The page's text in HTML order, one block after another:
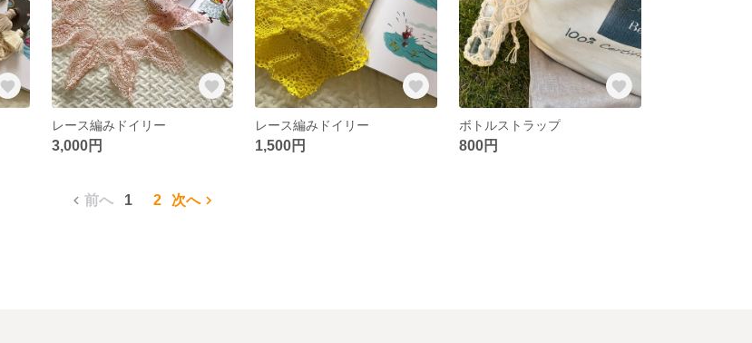
レース編みドイリー
3,000円
レース編みドイリー
1,500円
ボトルストラップ
800円
前へ 1 2 次へ